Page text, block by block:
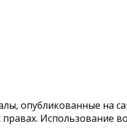
опубликованные на
Использование